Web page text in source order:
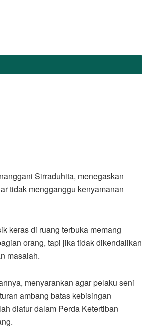
Sirraduhita, menegaskan
tidak mengganggu kenyamanan
keras di ruang terbuka memang
orang, tapi jika tidak dikendalikan
masalah.
menyarankan agar pelaku seni
ambang batas kebisingan
diatur dalam Perda Ketertiban